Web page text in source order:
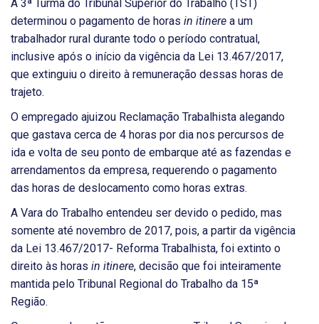
A 3ª Turma do Tribunal Superior do Trabalho (TST)
determinou o pagamento de horas in itinere a um
trabalhador rural durante todo o período contratual,
inclusive após o início da vigência da Lei 13.467/2017,
que extinguiu o direito à remuneração dessas horas de
trajeto.
O empregado ajuizou Reclamação Trabalhista alegando
que gastava cerca de 4 horas por dia nos percursos de
ida e volta de seu ponto de embarque até as fazendas e
arrendamentos da empresa, requerendo o pagamento
das horas de deslocamento como horas extras.
A Vara do Trabalho entendeu ser devido o pedido, mas
somente até novembro de 2017, pois, a partir da vigência
da Lei 13.467/2017- Reforma Trabalhista, foi extinto o
direito às horas in itinere, decisão que foi inteiramente
mantida pelo Tribunal Regional do Trabalho da 15ª
Região.